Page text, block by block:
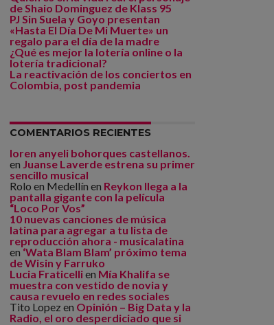
de Shaio Dominguez de Klass 95
PJ Sin Suela y Goyo presentan
«Hasta El Día De Mi Muerte» un
regalo para el día de la madre
¿Qué es mejor la lotería online o la
lotería tradicional?
La reactivación de los conciertos en
Colombia, post pandemia
COMENTARIOS RECIENTES
loren anyeli bohorques castellanos.
en Juanse Laverde estrena su primer
sencillo musical
Rolo en Medellín en Reykon llega a la
pantalla gigante con la película
“Loco Por Vos”
10 nuevas canciones de música
latina para agregar a tu lista de
reproducción ahora - musicalatina
en‘Wata Blam Blam’ próximo tema
de Wisin y Farruko
Lucia Fraticellien Mía Khalifa se
muestra con vestido de novia y
causa revuelo en redes sociales
Tito Lopez en Opinión – Big Data y la
Radio, el oro desperdiciado que si